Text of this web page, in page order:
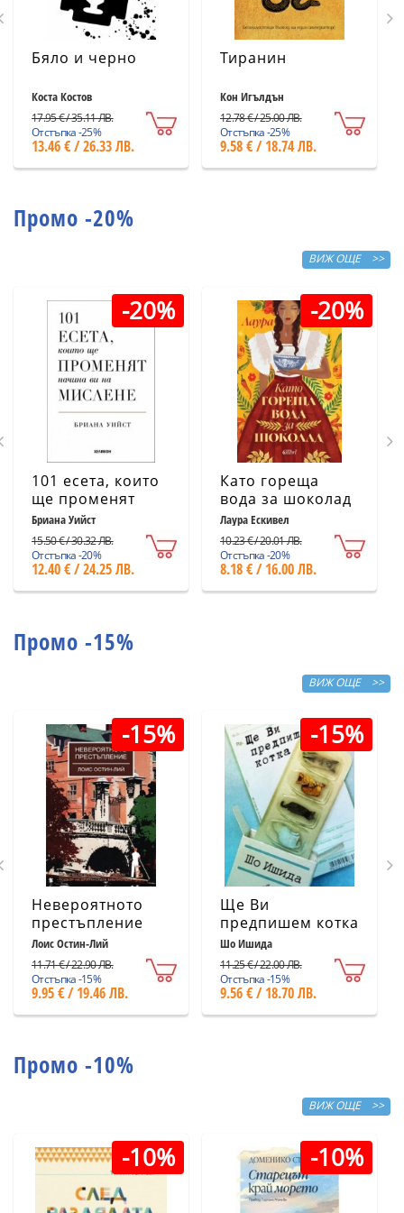
Бяло и черно
Коста Костов
17.95 € / 35.11 ЛВ.
Отстъпка -25%
13.46 € / 26.33 ЛВ.
Тиранин
Кон Игълдън
12.78 € / 25.00 ЛВ.
Отстъпка -25%
9.58 € / 18.74 ЛВ.
Промо -20%
ВИЖ ОЩЕ >>
-20%
101 есета, които
ще променят
начина ви на
мислене
Бриана Уийст
15.50 € / 30.32 ЛВ.
Отстъпка -20%
12.40 € / 24.25 ЛВ.
-20%
Като гореща
вода за шоколад
(ново издание)
Лаура Ескивел
10.23 € / 20.01 ЛВ.
Отстъпка -20%
8.18 € / 16.00 ЛВ.
Промо -15%
ВИЖ ОЩЕ >>
-15%
Невероятното
престъпление
Лоис Остин-Лий
11.71 € / 22.90 ЛВ.
Отстъпка -15%
9.95 € / 19.46 ЛВ.
-15%
Ще Ви
предпишем котка
Шо Ишида
11.25 € / 22.00 ЛВ.
Отстъпка -15%
9.56 € / 18.70 ЛВ.
Промо -10%
ВИЖ ОЩЕ >>
-10% -10%